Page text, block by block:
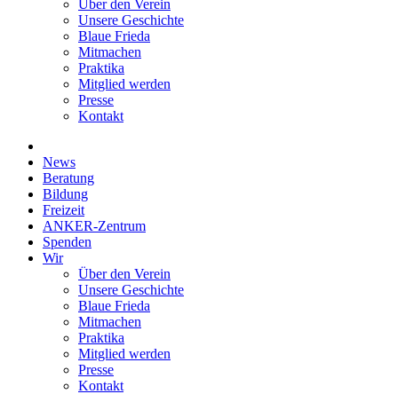
Über den Verein
Unsere Geschichte
Blaue Frieda
Mitmachen
Praktika
Mitglied werden
Presse
Kontakt
News
Beratung
Bildung
Freizeit
ANKER-Zentrum
Spenden
Wir
Über den Verein
Unsere Geschichte
Blaue Frieda
Mitmachen
Praktika
Mitglied werden
Presse
Kontakt